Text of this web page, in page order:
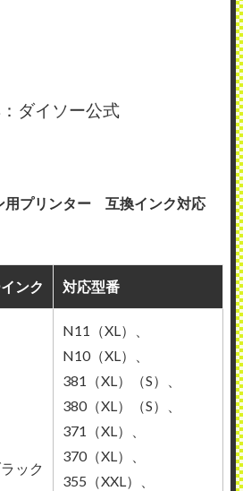
ダイソー公式
用プリンター 互換インク対応
ンク 対応型番
ック
N11（XL）、
N10（XL）、
381（XL）（S）、
380（XL）（S）、
371（XL）、
370（XL）、
355（XXL）、